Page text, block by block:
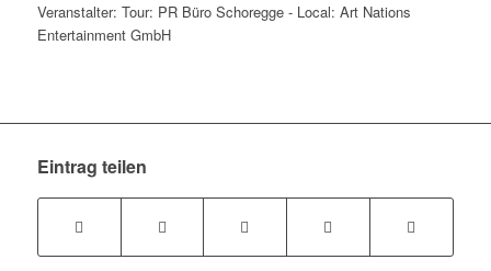
Veranstalter: Tour: PR Büro Schoregge - Local: Art Nations
Entertainment GmbH
Eintrag teilen